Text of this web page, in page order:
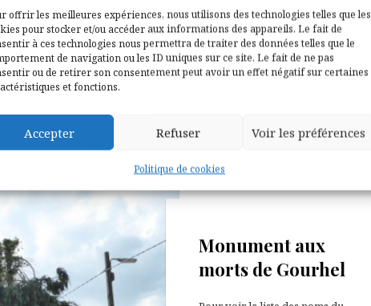
offrir les meilleures expériences, nous utilisons des technologies telles que les
pour stocker et/ou accéder aux informations des appareils. Le fait de
à ces technologies nous permettra de traiter des données telles que le
de navigation ou les ID uniques sur ce site. Le fait de ne pas
ou de retirer son consentement peut avoir un effet négatif sur certaines
et fonctions.
Accepter Refuser Voir les préférences
Politique de cookies
Monument aux
morts de Gourhel